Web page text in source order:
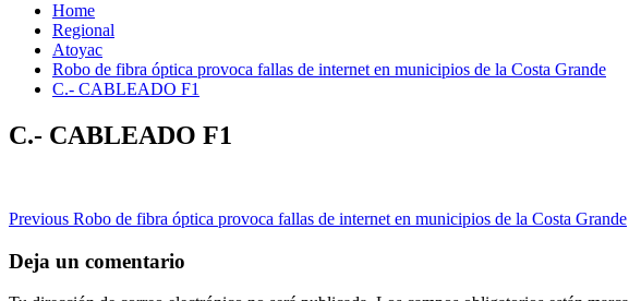
Home
Regional
Atoyac
Robo de fibra óptica provoca fallas de internet en municipios de la Costa Grande
C.- CABLEADO F1
C.- CABLEADO F1
Post
navigation
Previous Robo de fibra óptica provoca fallas de internet en municipios de la Costa Grande
Deja un comentario